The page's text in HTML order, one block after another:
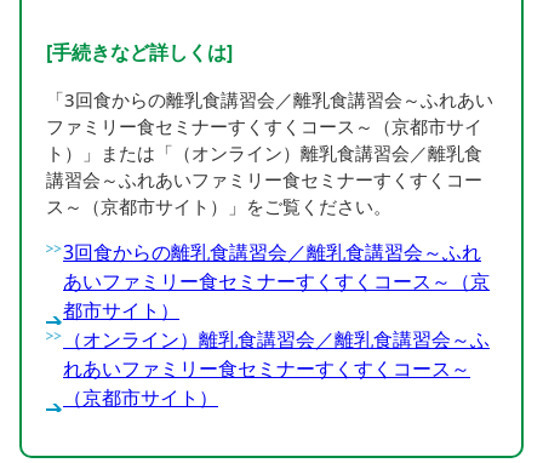
[手続きなど詳しくは]
「3回食からの離乳食講習会／離乳食講習会～ふれあい
ファミリー食セミナーすくすくコース～（京都市サイ
ト）」または「（オンライン）離乳食講習会／離乳食
講習会～ふれあいファミリー食セミナーすくすくコー
ス～（京都市サイト）」をご覧ください。
3回食からの離乳食講習会／離乳食講習会～ふれ
あいファミリー食セミナーすくすくコース～（京
都市サイト）
（オンライン）離乳食講習会／離乳食講習会～ふ
れあいファミリー食セミナーすくすくコース～
（京都市サイト）